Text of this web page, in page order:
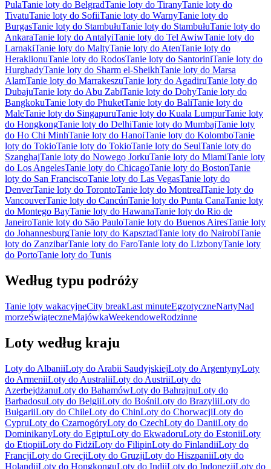
PulaTanie loty do BelgradTanie loty do TiranyTanie loty do
TivatuTanie loty do SofiiTanie loty do WarnyTanie loty do
BurgasTanie loty do StambułuTanie loty do StambułuTanie loty do
AnkaraTanie loty do AntalyiTanie loty do Tel AwiwTanie loty do
LarnakiTanie loty do MaltyTanie loty do AtenTanie loty do
HeraklionuTanie loty do RodosTanie loty do SantoriniTanie loty do
HurghadyTanie loty do Sharm el-SheikhTanie loty do Marsa
AlamTanie loty do MarrakeszuTanie loty do AgadiruTanie loty do
DubajuTanie loty do Abu ZabiTanie loty do DohyTanie loty do
BangkokuTanie loty do PhuketTanie loty do BaliTanie loty do
MaleTanie loty do SingapuruTanie loty do Kuala LumpurTanie loty
do HongkongTanie loty do DelhiTanie loty do MumbajTanie loty
do Ho Chi MinhTanie loty do HanoiTanie loty do KolomboTanie
loty do TokioTanie loty do TokioTanie loty do SeulTanie loty do
SzanghajTanie loty do Nowego JorkuTanie loty do MiamiTanie loty
do Los AngelesTanie loty do ChicagoTanie loty do BostonTanie
loty do San FranciscoTanie loty do Las VegasTanie loty do
DenverTanie loty do TorontoTanie loty do MontrealTanie loty do
VancouverTanie loty do CancúnTanie loty do Punta CanaTanie loty
do Montego BayTanie loty do HawanaTanie loty do Rio de
JaneiroTanie loty do São PauloTanie loty do Buenos AiresTanie loty
do JohannesburgTanie loty do KapsztadTanie loty do NairobiTanie
loty do ZanzibarTanie loty do FaroTanie loty do LizbonyTanie loty
do PortoTanie loty do Tunis
Według typu podróży
Tanie loty wakacyjneCity breakLast minuteEgzotyczneNartyNad
morzeŚwiąteczneMajówkaWeekendoweRodzinne
Loty według kraju
Loty do AlbaniiLoty do Arabii SaudyjskiejLoty do ArgentynyLoty
do ArmeniiLoty do AustraliiLoty do AustriiLoty do
AzerbejdżanuLoty do BahamówLoty do BahrajnuLoty do
BarbadosuLoty do BelgiiLoty do BośniLoty do BrazyliiLoty do
BułgariiLoty do ChileLoty do ChinLoty do ChorwacjiLoty do
CypruLoty do CzarnogóryLoty do CzechLoty do DaniiLoty do
DominikanyLoty do EgiptuLoty do EkwadoruLoty do EstoniiLoty
do EtiopiiLoty do FidżiLoty do FilipinLoty do FinlandiiLoty do
FrancjiLoty do GrecjiLoty do GruzjiLoty do HiszpaniiLoty do
HolandiiLoty do HongkonguLoty do IndiiLoty do IndonezjiLoty do